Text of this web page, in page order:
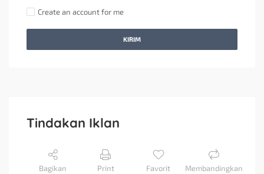
Create an account for me
KIRIM
Tindakan Iklan
Bagikan Print Favorit Membandingkan